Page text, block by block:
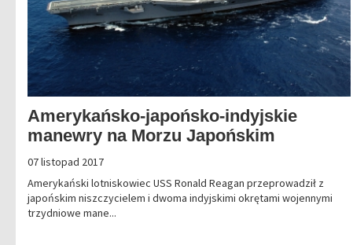
Amerykańsko-japońsko-indyjskie
manewry na Morzu Japońskim
07 listopad 2017
Amerykański lotniskowiec USS Ronald Reagan przeprowadził z
japońskim niszczycielem i dwoma indyjskimi okrętami wojennymi
trzydniowe mane...